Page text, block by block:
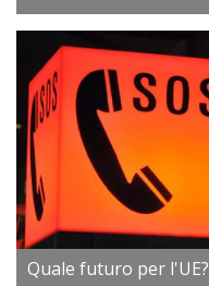
Quale futuro per l'UE?